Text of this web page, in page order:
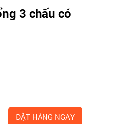
3 chấu có
ĐẶT HÀNG NGAY